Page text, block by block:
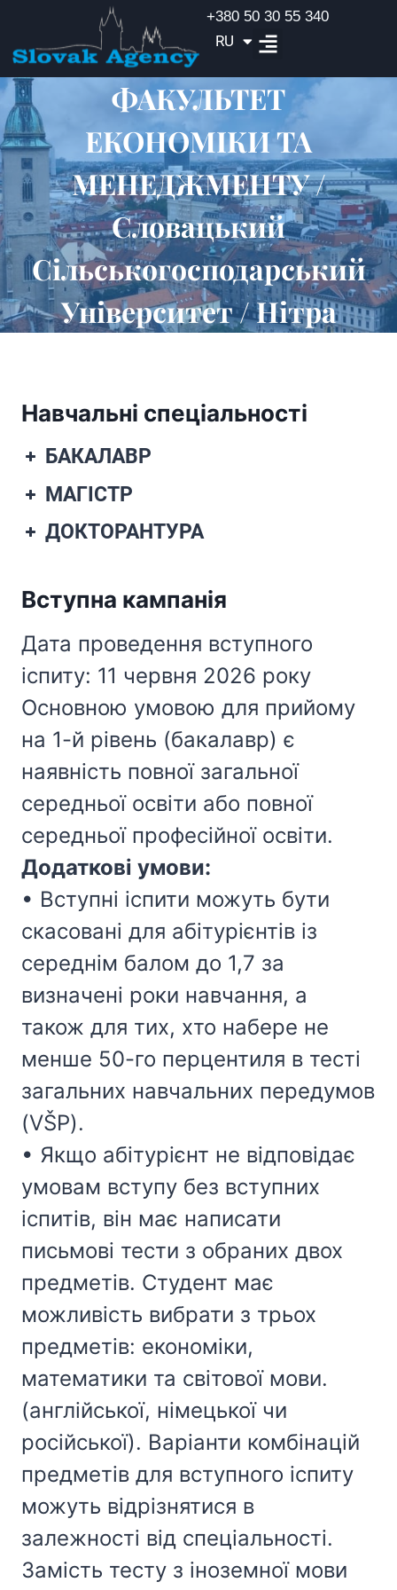
+380 50 30 55 340
RU
EN
ФАКУЛЬТЕТ
ЕКОНОМІКИ ТА
МЕНЕДЖМЕНТУ /
Словацький
Сільськогосподарський
Університет / Нітра
Навчальні спеціальності
БАКАЛАВР
МАГІСТР
ДОКТОРАНТУРА
Вступна кампанія
Дата проведення вступного
іспиту: 11 червня 2026 року
Основною умовою для прийому
на 1-й рівень (бакалавр) є
наявність повної загальної
середньої освіти або повної
середньої професійної освіти.
Додаткові умови:
• Вступні іспити можуть бути
скасовані для абітурієнтів із
середнім балом до 1,7 за
визначені роки навчання, а
також для тих, хто набере не
менше 50-го перцентиля в тесті
загальних навчальних передумов
(VŠP).
• Якщо абітурієнт не відповідає
умовам вступу без вступних
іспитів, він має написати
письмові тести з обраних двох
предметів. Студент має
можливість вибрати з трьох
предметів: економіки,
математики та світової мови.
(англійської, німецької чи
російської). Варіанти комбінацій
предметів для вступного іспиту
можуть відрізнятися в
залежності від спеціальності.
Замість тесту з іноземної мови